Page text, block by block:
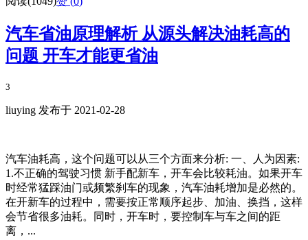
汽车省油原理解析 从源头解决油耗高的
问题 开车才能更省油
3
liuying 发布于 2021-02-28
汽车油耗高，这个问题可以从三个方面来分析: 一、人为因素:
1.不正确的驾驶习惯 新手配新车，开车会比较耗油。如果开车
时经常猛踩油门或频繁刹车的现象，汽车油耗增加是必然的。
在开新车的过程中，需要按正常顺序起步、加油、换挡，这样
会节省很多油耗。同时，开车时，要控制车与车之间的距
离，...